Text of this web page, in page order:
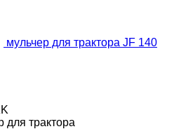
мульчер для трактора JF 140
для трактора